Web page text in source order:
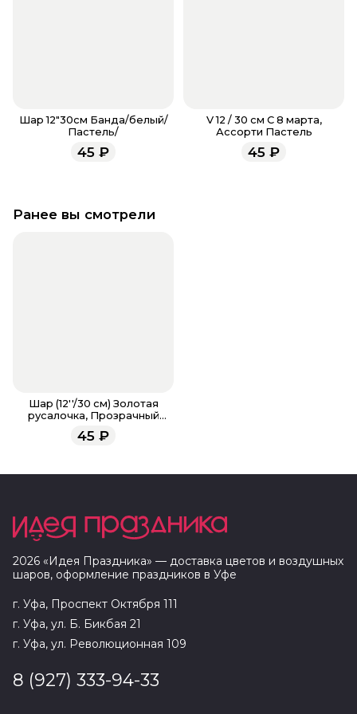
Шар 12"30см Банда/белый/
Пастель/
45 ₽
V 12 / 30 см С 8 марта,
Ассорти Пастель
45 ₽
Ранее вы смотрели
Шар (12''/30 см) Золотая
русалочка, Прозрачный
(390), кристалл, 2 ст
45 ₽
2026 «Идея Праздника» — доставка цветов и воздушных
шаров, оформление праздников в Уфе
г. Уфа, Проспект Октября 111
г. Уфа, ул. Б. Бикбая 21
г. Уфа, ул. Революционная 109
8 (927) 333-94-33